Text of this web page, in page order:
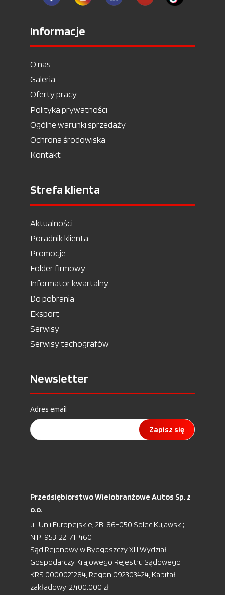
Informacje
O nas
Galeria
Oferty pracy
Polityka prywatności
Ogólne warunki sprzedaży
Ochrona środowiska
Kontakt
Strefa klienta
Aktualności
Poradnik klienta
Promocje
Folder firmowy
Informator kwartalny
Do pobrania
Eksport
Serwisy
Serwisy tachografów
Newsletter
Adres email
Zapisz się
Przedsiębiorstwo Wielobranżowe Autos Sp. z
o.o.
ul. Unii Europejskiej 2B, 86-050 Solec Kujawski;
NIP: 953-22-71-460
Sąd Rejonowy w Bydgoszczy XIII Wydział
Gospodarczy Krajowego Rejestru Sądowego
KRS 0000021284, Regon 092303424, Kapitał
zakładowy: 2.400.000 zł